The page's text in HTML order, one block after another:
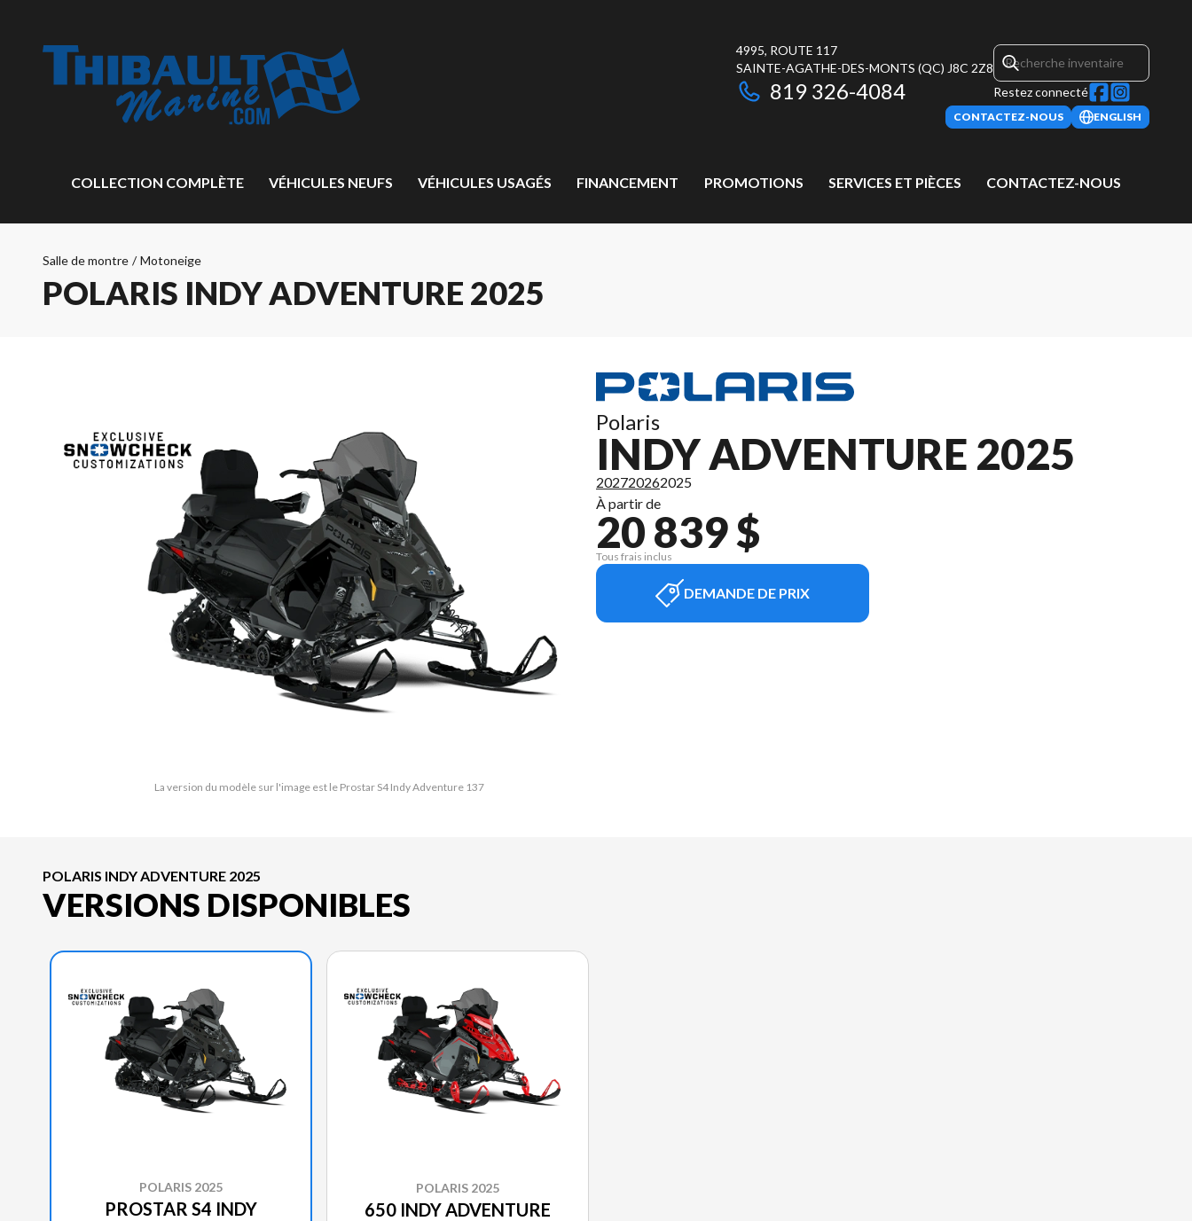
4995, ROUTE 117
SAINTE-AGATHE-DES-MONTS (QC) J8C 2Z8
819 326-4084 Restez connecté
CONTACTEZ-NOUS ENGLISH
COLLECTION COMPLÈTE VÉHICULES NEUFS VÉHICULES USAGÉS FINANCEMENT PROMOTIONS SERVICES ET PIÈCES CONTACTEZ-NOUS
Salle de montre / Motoneige
POLARIS INDY ADVENTURE 2025
La version du modèle sur l'image est le Prostar S4 Indy Adventure 137
Polaris
INDY ADVENTURE 2025
202720262025
À partir de
20 839 $
Tous frais inclus
DEMANDE DE PRIX
POLARIS INDY ADVENTURE 2025
VERSIONS DISPONIBLES
POLARIS 2025
PROSTAR S4 INDY
POLARIS 2025
650 INDY ADVENTURE